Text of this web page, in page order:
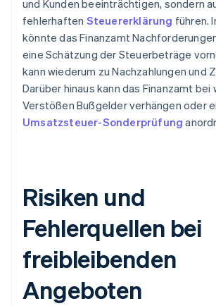
und Kunden beeinträchtigen, sondern
fehlerhaften Steuererklärung führen.
könnte das Finanzamt
eine Schätzung der Steuerbeträge
kann wiederum zu Nachzahlungen und
Darüber hinaus kann das Finanzamt
Verstößen Bußgelder verhängen oder
Umsatzsteuer-Sonderprüfung
Risiken und
Fehlerquellen bei
freibleibenden
Angeboten